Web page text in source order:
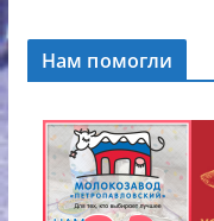
Нам помогли